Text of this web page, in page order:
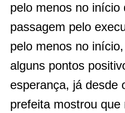
pelo menos no início
passagem pelo
pelo menos no
alguns pontos
esperança, já desde
prefeita mostrou